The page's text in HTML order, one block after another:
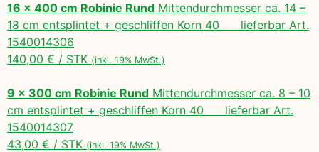
16 x 400 cm Robinie Rund Mittendurchmesser ca. 14 –
18 cm entsplintet + geschliffen Korn 40 lieferbar Art.
1540014306
140,00 € / STK (inkl. 19% MwSt.)
9 x 300 cm Robinie Rund Mittendurchmesser ca. 8 – 10
cm entsplintet + geschliffen Korn 40 lieferbar Art.
1540014307
43,00 € / STK (inkl. 19% MwSt.)